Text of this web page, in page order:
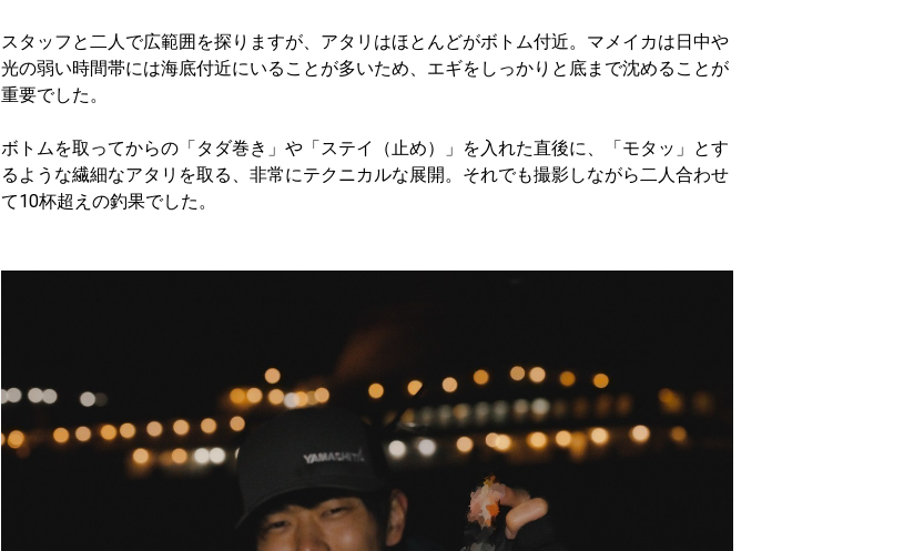
スタッフと二人で広範囲を探りますが、アタリはほとんどがボトム付近。マメイカは日中や
光の弱い時間帯には海底付近にいることが多いため、エギをしっかりと底まで沈めることが
重要でした。
ボトムを取ってからの「タダ巻き」や「ステイ（止め）」を入れた直後に、「モタッ」とす
るような繊細なアタリを取る、非常にテクニカルな展開。それでも撮影しながら二人合わせ
て10杯超えの釣果でした。